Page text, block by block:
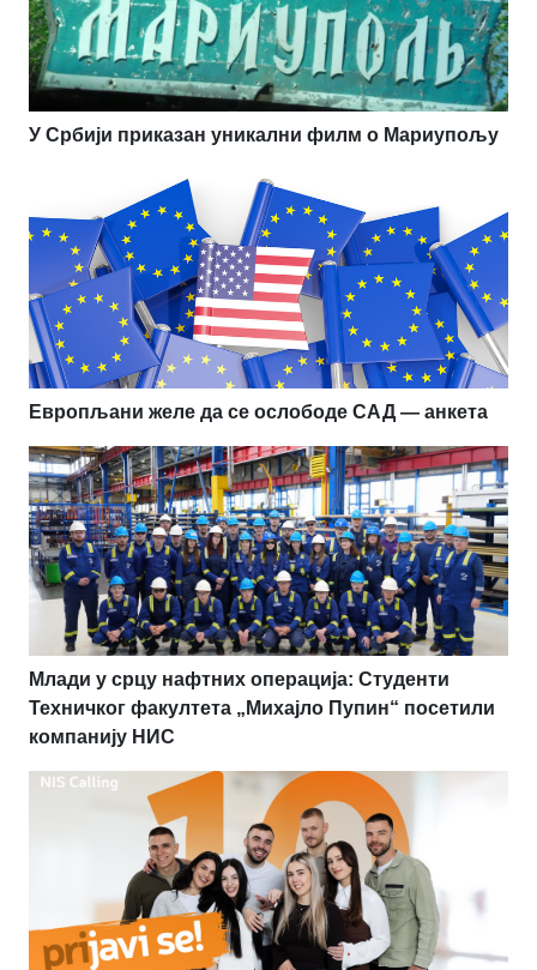
У Србији приказан уникални филм о Мариупољу
Европљани желе да се ослободе САД — анкета
Млади у срцу нафтних операција: Студенти
Техничког факултета „Михајло Пупин“ посетили
компанију НИС